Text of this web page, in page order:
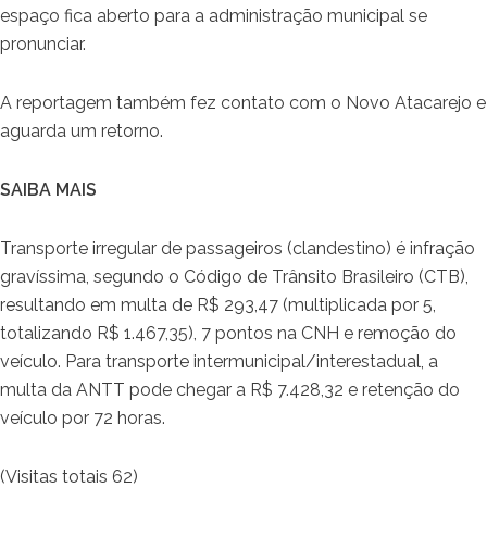
espaço fica aberto para a administração municipal se
pronunciar.
A reportagem também fez contato com o Novo Atacarejo e
aguarda um retorno.
SAIBA MAIS
Transporte irregular de passageiros (clandestino) é infração
gravíssima, segundo o Código de Trânsito Brasileiro (CTB),
resultando em multa de R$ 293,47 (multiplicada por 5,
totalizando R$ 1.467,35), 7 pontos na CNH e remoção do
veículo. Para transporte intermunicipal/interestadual, a
multa da ANTT pode chegar a R$ 7.428,32 e retenção do
veículo por 72 horas.
(Visitas totais 62)